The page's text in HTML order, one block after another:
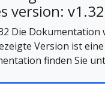
version: v1.32
Die
Version ist
finden Sie